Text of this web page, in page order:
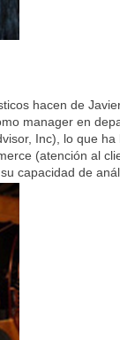
hacen de
manager en
Inc), lo que
(atención al
capacidad de